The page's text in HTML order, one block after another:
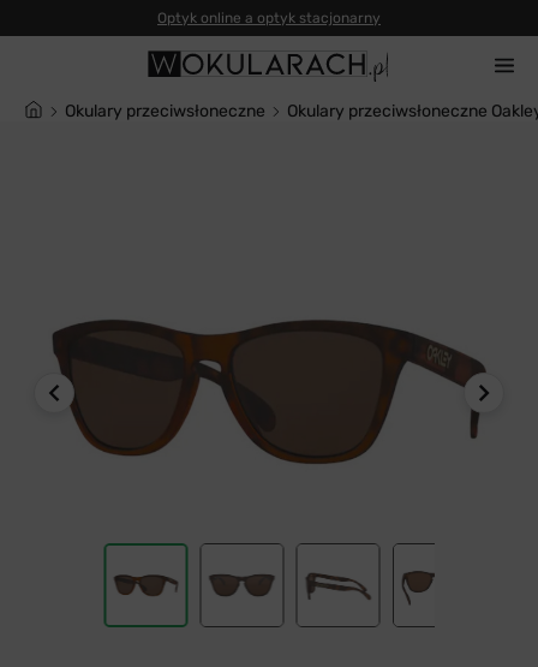
Optyk online a optyk stacjonarny
Okulary przeciwsłoneczne Okulary przeciwsłoneczne